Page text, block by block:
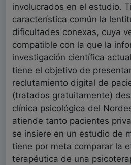
involucrados en el estudio.
característica común la
dificultades conexas, cuya
compatible con la que la
investigación científica
tiene el objetivo de
reclutamiento digital de
(tratados gratuitamente)
clínica psicológica del
atiende tanto pacientes
se insiere en un estudio de
tiene por meta comparar la
terapéutica de una